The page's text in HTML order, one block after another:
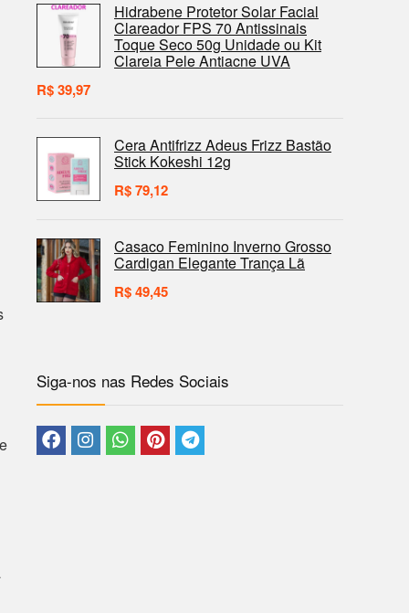
Hidrabene Protetor Solar Facial
Clareador FPS 70 Antissinais
Toque Seco 50g Unidade ou Kit
Clareia Pele Antiacne UVA
R$39,97
Cera Antifrizz Adeus Frizz Bastão
Stick Kokeshi 12g
R$79,12
Casaco Feminino Inverno Grosso
Cardigan Elegante Trança Lã
R$49,45
Siga-nos nas Redes Sociais